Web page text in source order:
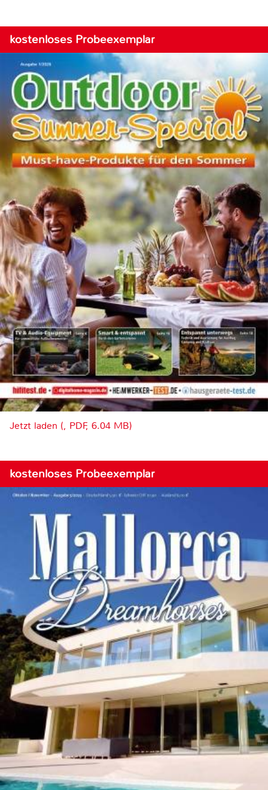
kostenloses Probeexemplar
Jetzt laden (, PDF, 6.04 MB)
kostenloses Probeexemplar